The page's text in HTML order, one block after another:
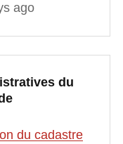
ago
du
du cadastre